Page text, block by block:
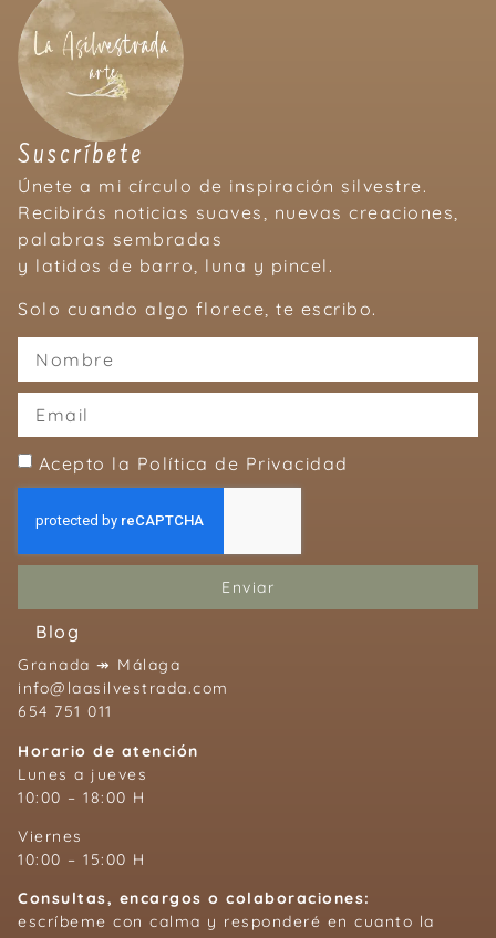
Suscríbete
Únete a mi círculo de inspiración silvestre.
Recibirás noticias suaves, nuevas creaciones,
palabras sembradas
y latidos de barro, luna y pincel.
Solo cuando algo florece, te escribo.
Acepto la Política de Privacidad
Enviar
Blog
Granada ↠ Málaga
info@laasilvestrada.com
654 751 011
Horario de atención
Lunes a jueves
10:00 – 18:00 H
Viernes
10:00 – 15:00 H
Consultas, encargos o colaboraciones:
escríbeme con calma y responderé en cuanto la